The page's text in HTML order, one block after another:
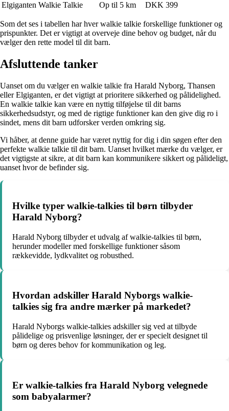
Elgiganten Walkie Talkie
Op til 5 km DKK 399
Som det ses i tabellen har hver walkie talkie forskellige funktioner og
prispunkter. Det er vigtigt at overveje dine behov og budget, når du
vælger den rette model til dit barn.
Afsluttende tanker
Uanset om du vælger en walkie talkie fra Harald Nyborg, Thansen
eller Elgiganten, er det vigtigt at prioritere sikkerhed og pålidelighed.
En walkie talkie kan være en nyttig tilføjelse til dit barns
sikkerhedsudstyr, og med de rigtige funktioner kan den give dig ro i
sindet, mens dit barn udforsker verden omkring sig.
Vi håber, at denne guide har været nyttig for dig i din søgen efter den
perfekte walkie talkie til dit barn. Uanset hvilket mærke du vælger, er
det vigtigste at sikre, at dit barn kan kommunikere sikkert og pålideligt,
uanset hvor de befinder sig.
Hvilke typer walkie-talkies til børn tilbyder
Harald Nyborg?
Harald Nyborg tilbyder et udvalg af walkie-talkies til børn,
herunder modeller med forskellige funktioner såsom
rækkevidde, lydkvalitet og robusthed.
Hvordan adskiller Harald Nyborgs walkie-
talkies sig fra andre mærker på markedet?
Harald Nyborgs walkie-talkies adskiller sig ved at tilbyde
pålidelige og prisvenlige løsninger, der er specielt designet til
børn og deres behov for kommunikation og leg.
Er walkie-talkies fra Harald Nyborg velegnede
som babyalarmer?